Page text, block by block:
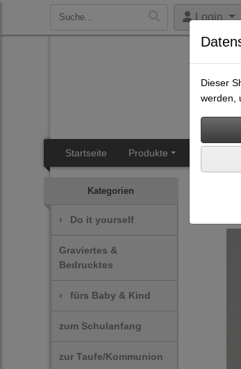
Login
Startseite Produkte
Kategorien
› Do it yourself
Graviertes &
Bedrucktes
› fürs Baby & Kind
zum Schulanfang
zur Taufe/Kommunion
Dieser
werden,